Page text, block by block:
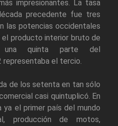
impresionantes. La tasa
precedente fue tres
las potencias occidentales
producto interior bruto de
quinta parte del
representaba el tercio.
de los setenta en tan sólo
casi quintuplicó. En
ya el primer país del mundo
producción de motos,